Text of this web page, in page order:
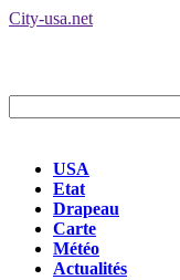
City-usa.net
USA
Etat
Drapeau
Carte
Météo
Actualités